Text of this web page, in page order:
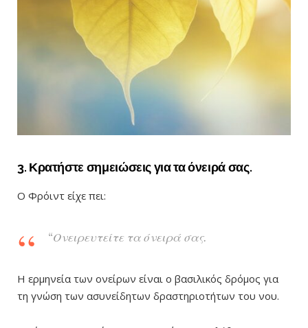
3. Κρατήστε σημειώσεις για τα όνειρά σας.
Ο Φρόιντ είχε πει:
“Ονειρευτείτε τα όνειρά σας.
Η ερμηνεία των ονείρων είναι ο βασιλικός δρόμος για
τη γνώση των ασυνείδητων δραστηριοτήτων του νου.